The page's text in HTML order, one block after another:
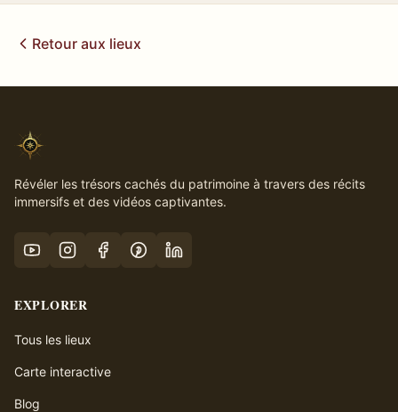
Retour aux lieux
Révéler les trésors cachés du patrimoine à travers des récits
immersifs et des vidéos captivantes.
EXPLORER
Tous les lieux
Carte interactive
Blog